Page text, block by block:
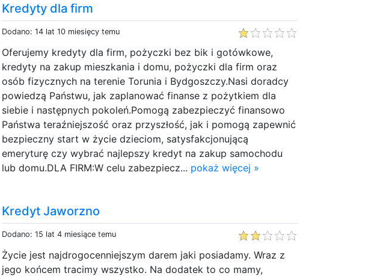
Kredyty dla firm
Dodano: 14 lat 10 miesięcy temu
Oferujemy kredyty dla firm, pożyczki bez bik i gotówkowe,
kredyty na zakup mieszkania i domu, pożyczki dla firm oraz
osób fizycznych na terenie Torunia i Bydgoszczy.Nasi doradcy
powiedzą Państwu, jak zaplanować finanse z pożytkiem dla
siebie i następnych pokoleń.Pomogą zabezpieczyć finansowo
Państwa teraźniejszość oraz przyszłość, jak i pomogą zapewnić
bezpieczny start w życie dzieciom, satysfakcjonującą
emeryturę czy wybrać najlepszy kredyt na zakup samochodu
lub domu.DLA FIRM:W celu zabezpiecz... pokaż więcej »
Kredyt Jaworzno
Dodano: 15 lat 4 miesiące temu
Życie jest najdrogocenniejszym darem jaki posiadamy. Wraz z
jego końcem tracimy wszystko. Na dodatek to co mamy,